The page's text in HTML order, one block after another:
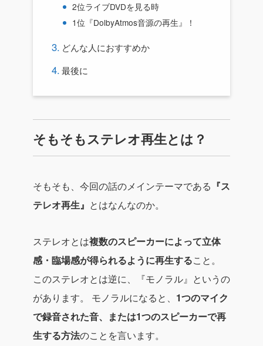
2位ライブDVDを見る時
1位『DolbyAtmos音源の再生』！
どんな人におすすめか
最後に
そもそもステレオ再生とは？
そもそも、今回の話のメインテーマである 『ス
テレオ再生』 とはなんなのか。
ステレオとは複数のスピーカーによって立体
感・臨場感が得られるように再生すること。
このステレオとは逆に、『モノラル』というの
があります。
モノラルになると、 1つのマイク
で録音された音、または1つのスピーカーで再
生する方法のことを言います。